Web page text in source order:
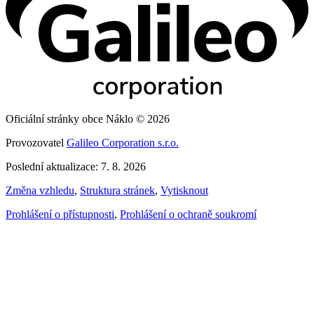
Oficiální stránky obce Náklo © 2026
Provozovatel Galileo Corporation s.r.o.
Poslední aktualizace: 7. 8. 2026
Změna vzhledu, Struktura stránek, Vytisknout
Prohlášení o přístupnosti, Prohlášení o ochraně soukromí